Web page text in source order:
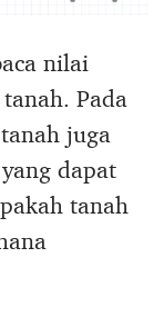
nilai
Pada
juga
dapat
tanah